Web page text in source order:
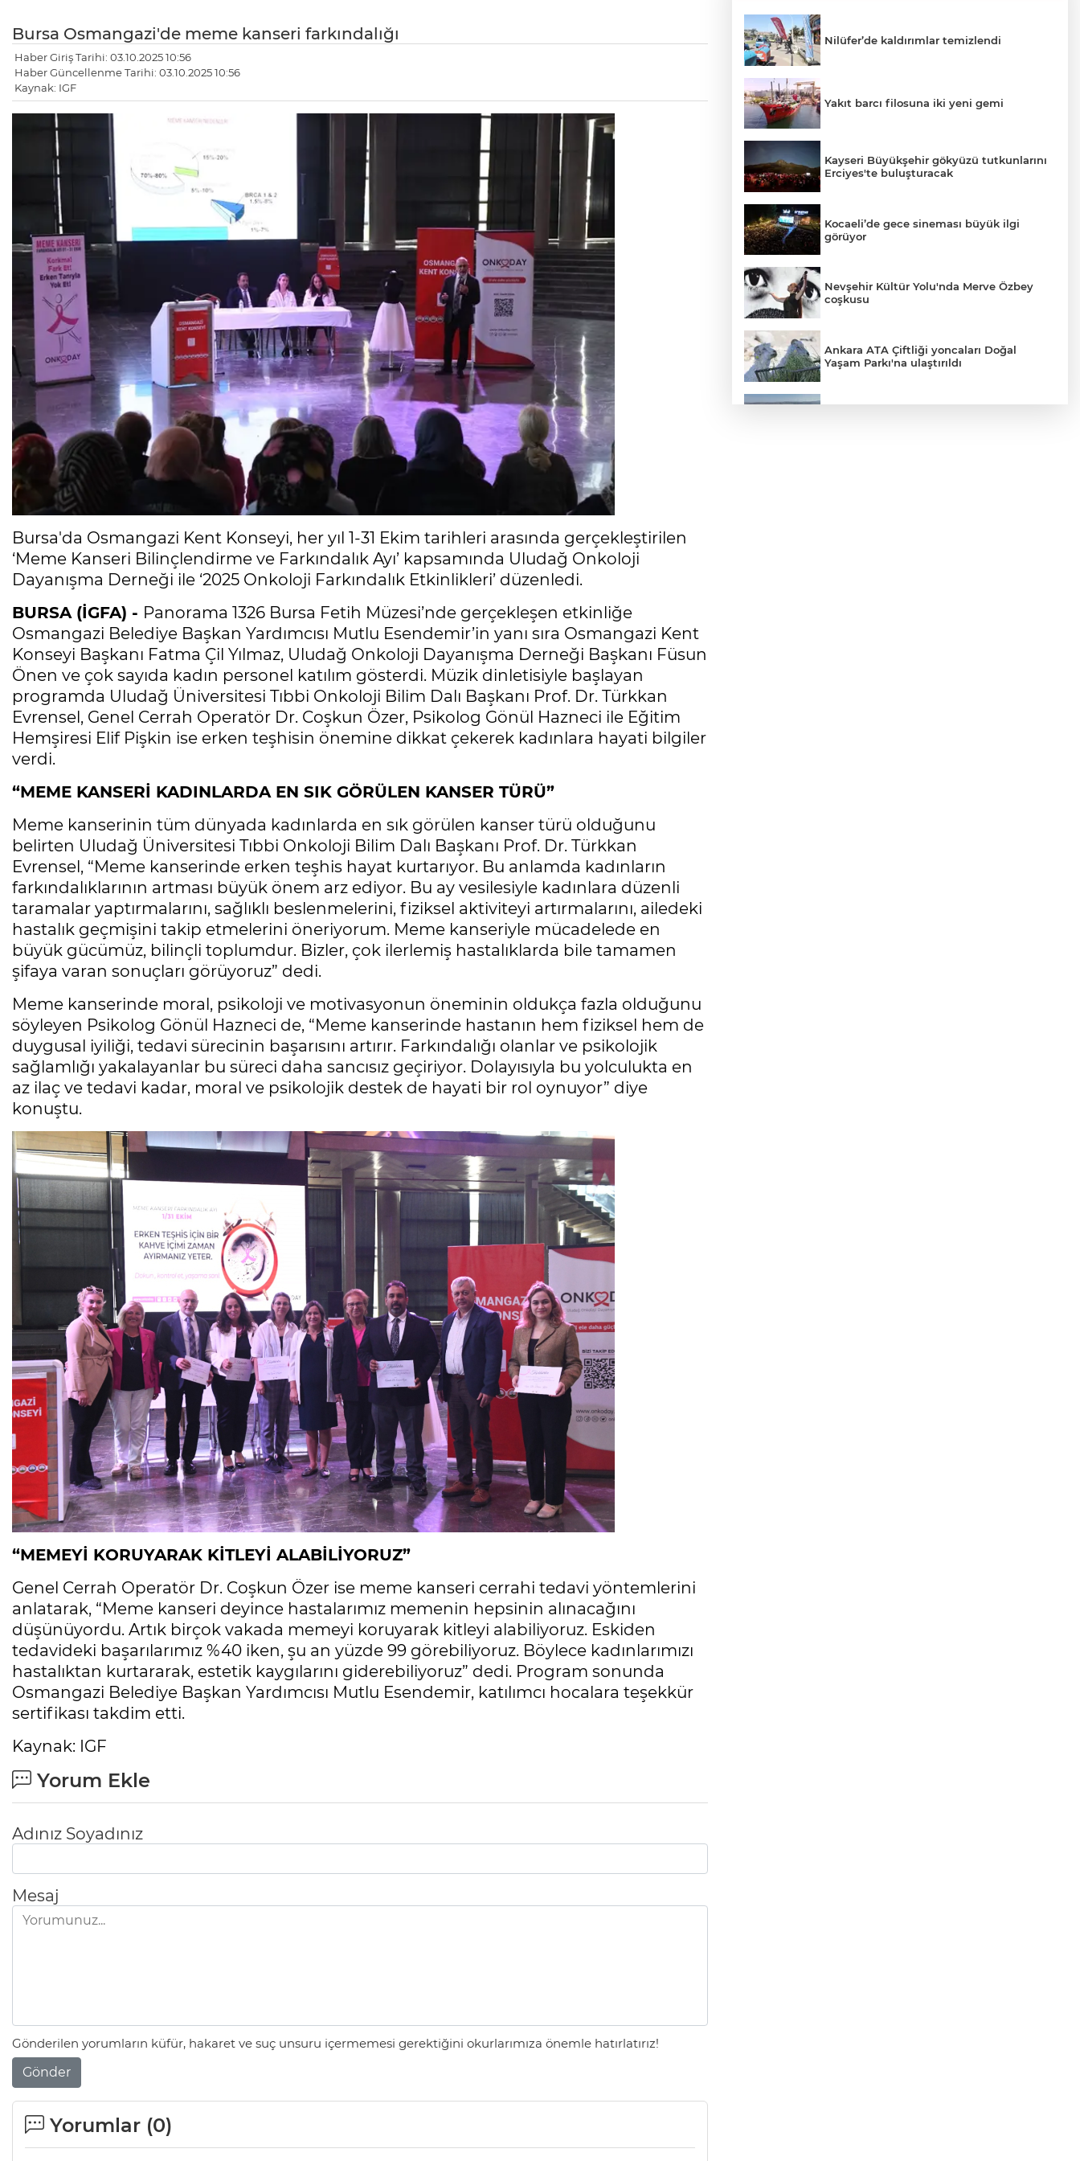
Bursa Osmangazi'de meme kanseri farkındalığı
Haber Giriş Tarihi: 03.10.2025 10:56
Haber Güncellenme Tarihi: 03.10.2025 10:56
Kaynak: IGF
Bursa'da Osmangazi Kent Konseyi, her yıl 1-31 Ekim tarihleri arasında gerçekleştirilen
‘Meme Kanseri Bilinçlendirme ve Farkındalık Ayı’ kapsamında Uludağ Onkoloji
Dayanışma Derneği ile ‘2025 Onkoloji Farkındalık Etkinlikleri’ düzenledi.
BURSA (İGFA) - Panorama 1326 Bursa Fetih Müzesi’nde gerçekleşen etkinliğe
Osmangazi Belediye Başkan Yardımcısı Mutlu Esendemir’in yanı sıra Osmangazi Kent
Konseyi Başkanı Fatma Çil Yılmaz, Uludağ Onkoloji Dayanışma Derneği Başkanı Füsun
Önen ve çok sayıda kadın personel katılım gösterdi. Müzik dinletisiyle başlayan
programda Uludağ Üniversitesi Tıbbi Onkoloji Bilim Dalı Başkanı Prof. Dr. Türkkan
Evrensel, Genel Cerrah Operatör Dr. Coşkun Özer, Psikolog Gönül Hazneci ile Eğitim
Hemşiresi Elif Pişkin ise erken teşhisin önemine dikkat çekerek kadınlara hayati bilgiler
verdi.
“MEME KANSERİ KADINLARDA EN SIK GÖRÜLEN KANSER TÜRÜ”
Meme kanserinin tüm dünyada kadınlarda en sık görülen kanser türü olduğunu
belirten Uludağ Üniversitesi Tıbbi Onkoloji Bilim Dalı Başkanı Prof. Dr. Türkkan
Evrensel, “Meme kanserinde erken teşhis hayat kurtarıyor. Bu anlamda kadınların
farkındalıklarının artması büyük önem arz ediyor. Bu ay vesilesiyle kadınlara düzenli
taramalar yaptırmalarını, sağlıklı beslenmelerini, fiziksel aktiviteyi artırmalarını, ailedeki
hastalık geçmişini takip etmelerini öneriyorum. Meme kanseriyle mücadelede en
büyük gücümüz, bilinçli toplumdur. Bizler, çok ilerlemiş hastalıklarda bile tamamen
şifaya varan sonuçları görüyoruz” dedi.
Meme kanserinde moral, psikoloji ve motivasyonun öneminin oldukça fazla olduğunu
söyleyen Psikolog Gönül Hazneci de, “Meme kanserinde hastanın hem fiziksel hem de
duygusal iyiliği, tedavi sürecinin başarısını artırır. Farkındalığı olanlar ve psikolojik
sağlamlığı yakalayanlar bu süreci daha sancısız geçiriyor. Dolayısıyla bu yolculukta en
az ilaç ve tedavi kadar, moral ve psikolojik destek de hayati bir rol oynuyor” diye
konuştu.
“MEMEYİ KORUYARAK KİTLEYİ ALABİLİYORUZ”
Genel Cerrah Operatör Dr. Coşkun Özer ise meme kanseri cerrahi tedavi yöntemlerini
anlatarak, “Meme kanseri deyince hastalarımız memenin hepsinin alınacağını
düşünüyordu. Artık birçok vakada memeyi koruyarak kitleyi alabiliyoruz. Eskiden
tedavideki başarılarımız %40 iken, şu an yüzde 99 görebiliyoruz. Böylece kadınlarımızı
hastalıktan kurtararak, estetik kaygılarını giderebiliyoruz” dedi. Program sonunda
Osmangazi Belediye Başkan Yardımcısı Mutlu Esendemir, katılımcı hocalara teşekkür
sertifikası takdim etti.
Kaynak: IGF
Yorum Ekle
Adınız Soyadınız
Mesaj
Gönderilen yorumların küfür, hakaret ve suç unsuru içermemesi gerektiğini okurlarımıza önemle hatırlatırız!
Gönder
Yorumlar (0)
Nilüfer’de kaldırımlar temizlendi
Yakıt barcı filosuna iki yeni gemi
Kayseri Büyükşehir gökyüzü tutkunlarını
Erciyes'te buluşturacak
Kocaeli’de gece sineması büyük ilgi
görüyor
Nevşehir Kültür Yolu'nda Merve Özbey
coşkusu
Ankara ATA Çiftliği yoncaları Doğal
Yaşam Parkı'na ulaştırıldı